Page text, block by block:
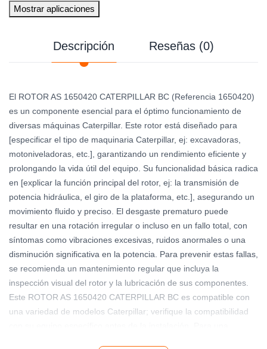
Mostrar aplicaciones
Descripción Reseñas (0)
El ROTOR AS 1650420 CATERPILLAR BC (Referencia 1650420)
es un componente esencial para el óptimo funcionamiento de
diversas máquinas Caterpillar. Este rotor está diseñado para
[especificar el tipo de maquinaria Caterpillar, ej: excavadoras,
motoniveladoras, etc.], garantizando un rendimiento eficiente y
prolongando la vida útil del equipo. Su funcionalidad básica radica
en [explicar la función principal del rotor, ej: la transmisión de
potencia hidráulica, el giro de la plataforma, etc.], asegurando un
movimiento fluido y preciso. El desgaste prematuro puede
resultar en una rotación irregular o incluso en un fallo total, con
síntomas como vibraciones excesivas, ruidos anormales o una
disminución significativa en la potencia. Para prevenir estas fallas,
se recomienda un mantenimiento regular que incluya la
inspección visual del rotor y la lubricación de sus componentes.
Este ROTOR AS 1650420 CATERPILLAR BC es compatible con
una variedad de modelos Caterpillar; verifique la compatibilidad